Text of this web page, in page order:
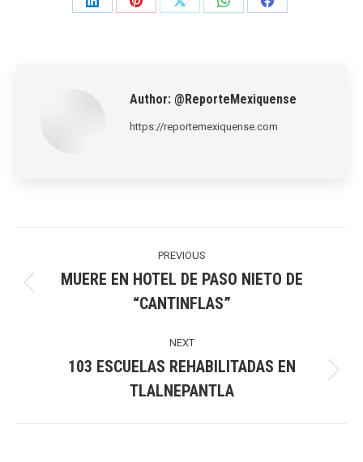
Share
Share
Share
Share
Share
Author: @ReporteMexiquense
https://reportemexiquense.com
PREVIOUS
post:
MUERE EN HOTEL DE PASO NIETO DE
“CANTINFLAS”
NEXT
post:
103 ESCUELAS REHABILITADAS EN
TLALNEPANTLA